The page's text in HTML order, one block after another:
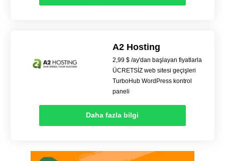
A2 Hosting
2,99 $ /ay'dan başlayan fiyatlarla
ÜCRETSİZ web sitesi geçişleri
TurboHub WordPress kontrol
paneli
Daha fazla bilgi